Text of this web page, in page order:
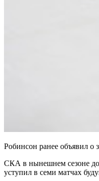
Робинсон ранее объявил о
СКА в нынешнем сезоне
уступил в семи матчах